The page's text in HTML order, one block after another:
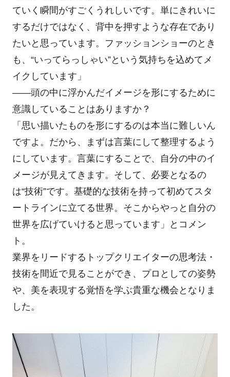
ていく瞬間がすごくうれしいです。単にきれいに
するだけではなく、背中を押すような存在であり
たいと思っています。ファッションショーのとき
も、“いってらっしゃい”という気持ちを込めてメ
イクしています」
――頭の中に浮かんだイメージを形にするために
意識していることはありますか？
「思い描いたものを形にするのは本当に難しいん
ですよ。だから、まずは言葉にして整理するよう
にしています。言葉にすることで、自分の中のイ
メージが見えてきます。そして、必要となるの
は“技術”です。基礎的な技術を持って初めてスタ
ートラインに立てる世界。そこからやっと自分の
世界を広げていけると思っています」とコメン
ト。
業界をリードするトップクリエイターの思考法・
技術を間近で見ることができ、プロとしての姿勢
や、美を表現する覚悟を学ぶ貴重な機会となりま
した。